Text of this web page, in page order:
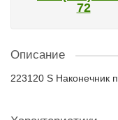
72
Описание
223120 S Наконечник